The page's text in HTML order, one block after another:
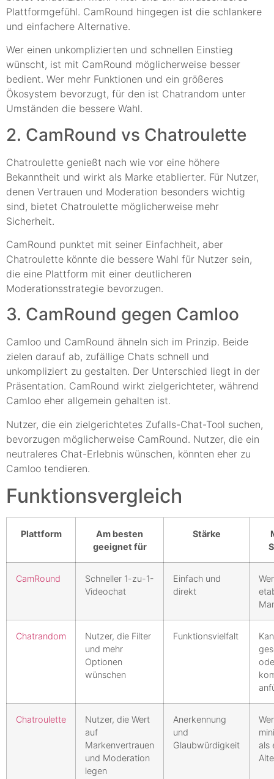
Plattformgefühl. CamRound hingegen ist die schlankere
und einfachere Alternative.
Wer einen unkomplizierten und schnellen Einstieg
wünscht, ist mit CamRound möglicherweise besser
bedient. Wer mehr Funktionen und ein größeres
Ökosystem bevorzugt, für den ist Chatrandom unter
Umständen die bessere Wahl.
2. CamRound vs Chatroulette
Chatroulette genießt nach wie vor eine höhere
Bekanntheit und wirkt als Marke etablierter. Für Nutzer,
denen Vertrauen und Moderation besonders wichtig
sind, bietet Chatroulette möglicherweise mehr
Sicherheit.
CamRound punktet mit seiner Einfachheit, aber
Chatroulette könnte die bessere Wahl für Nutzer sein,
die eine Plattform mit einer deutlicheren
Moderationsstrategie bevorzugen.
3. CamRound gegen Camloo
Camloo und CamRound ähneln sich im Prinzip. Beide
zielen darauf ab, zufällige Chats schnell und
unkompliziert zu gestalten. Der Unterschied liegt in der
Präsentation. CamRound wirkt zielgerichteter, während
Camloo eher allgemein gehalten ist.
Nutzer, die ein zielgerichtetes Zufalls-Chat-Tool suchen,
bevorzugen möglicherweise CamRound. Nutzer, die ein
neutraleres Chat-Erlebnis wünschen, könnten eher zu
Camloo tendieren.
Funktionsvergleich
Plattform
Am besten
geeignet für
Stärke
CamRound
Schneller 1-zu-1-
Videochat
Einfach und
direkt
Chatrandom
Nutzer, die Filter
und mehr
Optionen
wünschen
Funktionsvielfalt
Chatroulette
Nutzer, die Wert
auf
Markenvertrauen
und Moderation
legen
Anerkennung
und
Glaubwürdigkeit
als